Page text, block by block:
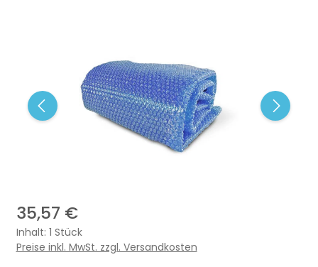
35,57 €
Inhalt: 1 Stück
Preise inkl. MwSt. zzgl. Versandkosten